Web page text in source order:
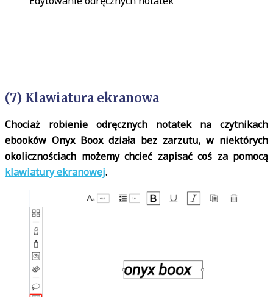
(7) Klawiatura ekranowa
Chociaż robienie odręcznych notatek na czytnikach
ebooków Onyx Boox działa bez zarzutu, w niektórych
okolicznościach możemy chcieć zapisać coś za pomocą
klawiatury ekranowej.